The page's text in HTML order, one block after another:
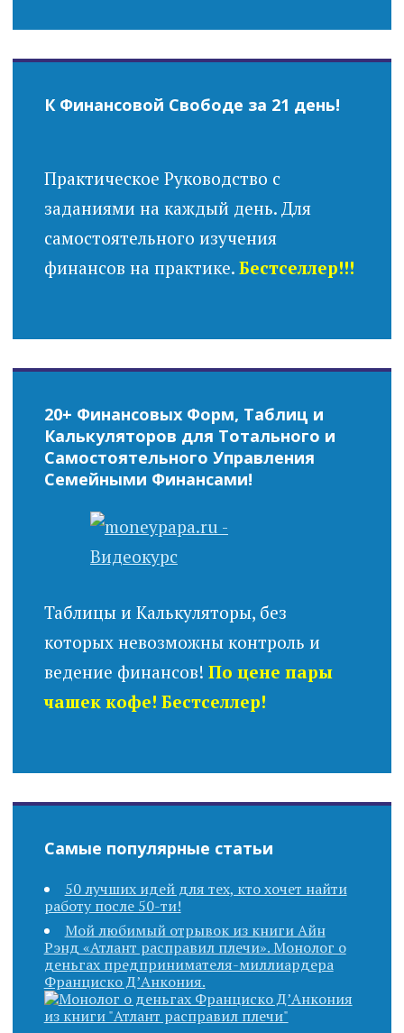
К Финансовой Свободе за 21 день!
Практическое Руководство с
заданиями на каждый день. Для
самостоятельного изучения
финансов на практике. Бестселлер!!!
20+ Финансовых Форм, Таблиц и
Калькуляторов для Тотального и
Самостоятельного Управления
Семейными Финансами!
Таблицы и Калькуляторы, без
которых невозможны контроль и
ведение финансов! По цене пары
чашек кофе! Бестселлер!
Самые популярные статьи
50 лучших идей для тех, кто хочет найти
работу после 50-ти!
Мой любимый отрывок из книги Айн
Рэнд «Атлант расправил плечи». Монолог о
деньгах предпринимателя-миллиардера
Франциско Д’Анкония.